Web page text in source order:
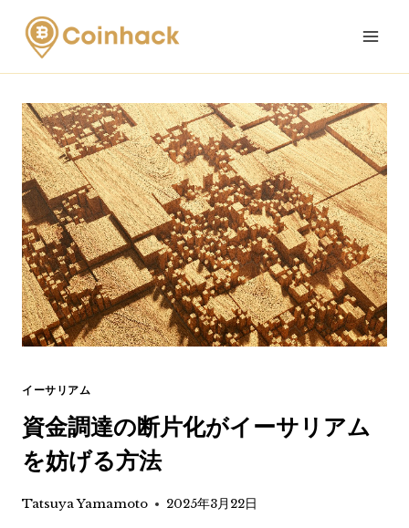
Skip
content
イーサリアム
資金調達の断片化がイーサリアム
を妨げる方法
Tatsuya Yamamoto 2025年3月22日